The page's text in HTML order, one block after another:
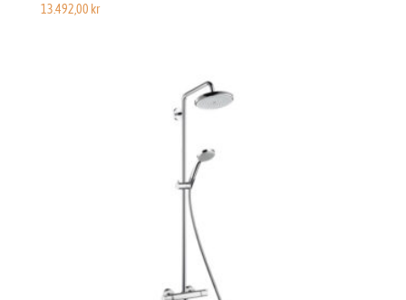
13.492,00 kr